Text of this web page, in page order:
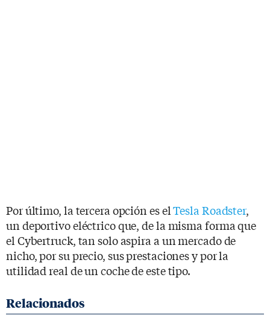
Por último, la tercera opción es elTesla Roadster,
un deportivo eléctrico que, de la misma forma que
el Cybertruck, tan solo aspira a un mercado de
nicho, por su precio, sus prestaciones y por la
utilidad real de un coche de este tipo.